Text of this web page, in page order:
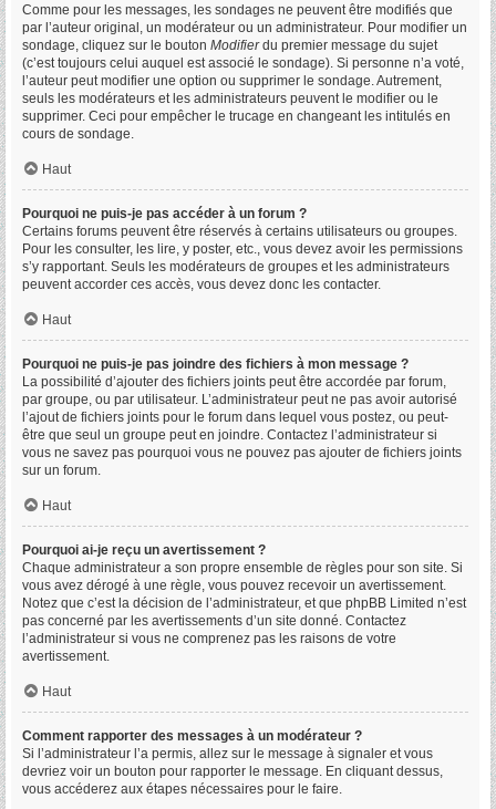
Comme pour les messages, les sondages ne peuvent être modifiés que
par l’auteur original, un modérateur ou un administrateur. Pour modifier un
sondage, cliquez sur le bouton Modifierdu premier message du sujet
(c’est toujours celui auquel est associé le sondage). Si personne n’a voté,
l’auteur peut modifier une option ou supprimer le sondage. Autrement,
seuls les modérateurs et les administrateurs peuvent le modifier ou le
supprimer. Ceci pour empêcher le trucage en changeant les intitulés en
cours de sondage.
Haut
Pourquoi ne puis-je pas accéder à un forum ?
Certains forums peuvent être réservés à certains utilisateurs ou groupes.
Pour les consulter, les lire, y poster, etc., vous devez avoir les permissions
s’y rapportant. Seuls les modérateurs de groupes et les administrateurs
peuvent accorder ces accès, vous devez donc les contacter.
Haut
Pourquoi ne puis-je pas joindre des fichiers à mon message ?
La possibilité d’ajouter des fichiers joints peut être accordée par forum,
par groupe, ou par utilisateur. L’administrateur peut ne pas avoir autorisé
l’ajout de fichiers joints pour le forum dans lequel vous postez, ou peut-
être que seul un groupe peut en joindre. Contactez l’administrateur si
vous ne savez pas pourquoi vous ne pouvez pas ajouter de fichiers joints
sur un forum.
Haut
Pourquoi ai-je reçu un avertissement ?
Chaque administrateur a son propre ensemble de règles pour son site. Si
vous avez dérogé à une règle, vous pouvez recevoir un avertissement.
Notez que c’est la décision de l’administrateur, et que phpBB Limited n’est
pas concerné par les avertissements d’un site donné. Contactez
l’administrateur si vous ne comprenez pas les raisons de votre
avertissement.
Haut
Comment rapporter des messages à un modérateur ?
Si l’administrateur l’a permis, allez sur le message à signaler et vous
devriez voir un bouton pour rapporter le message. En cliquant dessus,
vous accéderez aux étapes nécessaires pour le faire.